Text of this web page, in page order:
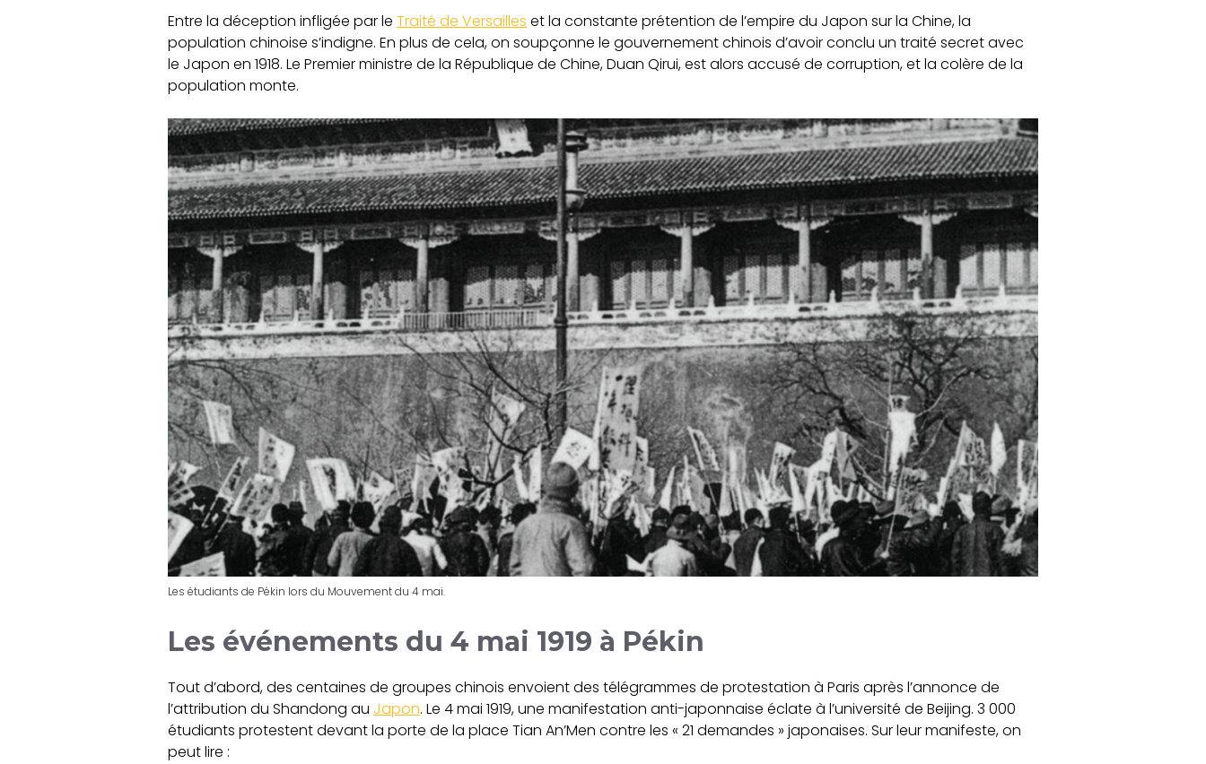
Entre la déception infligée par le Traité de Versailles et la constante prétention de l’empire du Japon sur la Chine, la
population chinoise s’indigne. En plus de cela, on soupçonne le gouvernement chinois d’avoir conclu un traité secret avec
le Japon en 1918. Le Premier ministre de la République de Chine, Duan Qirui, est alors accusé de corruption, et la colère de la
population monte.
Les étudiants de Pékin lors du Mouvement du 4 mai.
Les événements du 4 mai 1919 à Pékin
Tout d’abord, des centaines de groupes chinois envoient des télégrammes de protestation à Paris après l’annonce de
l’attribution du Shandong au Japon. Le 4 mai 1919, une manifestation anti-japonnaise éclate à l’université de Beijing. 3 000
étudiants protestent devant la porte de la place Tian An’Men contre les « 21 demandes » japonaises. Sur leur manifeste, on
peut lire :